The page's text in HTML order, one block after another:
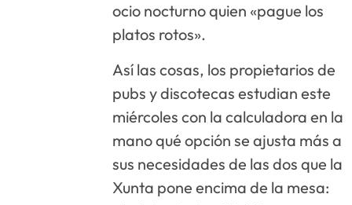
ocio nocturno quien «pague los
platos rotos».
Así las cosas, los propietarios de
pubs y discotecas estudian este
miércoles con la calculadora en la
mano qué opción se ajusta más a
sus necesidades de las dos que la
Xunta pone encima de la mesa: